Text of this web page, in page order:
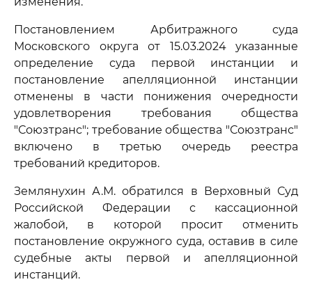
Постановлением Арбитражного суда
Московского округа от 15.03.2024 указанные
определение суда первой инстанции и
постановление апелляционной инстанции
отменены в части понижения очередности
удовлетворения требования общества
"Союзтранс"; требование общества "Союзтранс"
включено в третью очередь реестра
требований кредиторов.
Землянухин А.М. обратился в Верховный Суд
Российской Федерации с кассационной
жалобой, в которой просит отменить
постановление окружного суда, оставив в силе
судебные акты первой и апелляционной
инстанций.